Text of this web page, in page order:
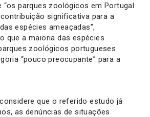
“os parques zoológicos em Portugal
significativa para a
espécies ameaçadas”,
que a maioria das espécies
zoológicos portugueses
“pouco preocupante” para a
que o referido estudo já
as denúncias de situações